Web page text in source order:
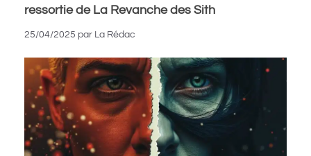
ressortie de La Revanche des Sith
25/04/2025 par La Rédac